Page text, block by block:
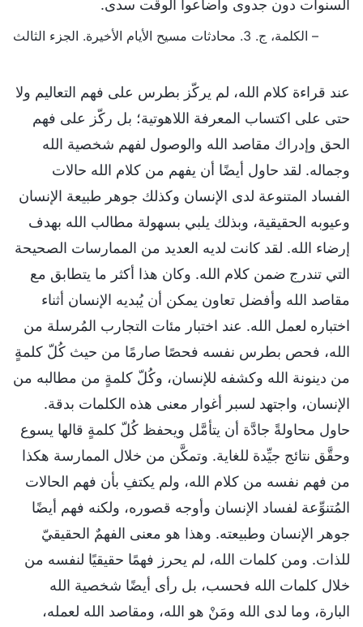
السنوات دون جدوى وأضاعوا الوقت سدى.
– الكلمة، ج. 3. محادثات مسيح الأيام الأخيرة. الجزء الثالث
عند قراءة كلام الله، لم يركّز بطرس على فهم التعاليم ولا
حتى على اكتساب المعرفة اللاهوتية؛ بل ركّز على فهم
الحق وإدراك مقاصد الله والوصول لفهم شخصية الله
وجماله. لقد حاول أيضًا أن يفهم من كلام الله حالات
الفساد المتنوعة لدى الإنسان وكذلك جوهر طبيعة الإنسان
وعيوبه الحقيقية، وبذلك يلبي بسهولة مطالب الله بهدف
إرضاء الله. لقد كانت لديه العديد من الممارسات الصحيحة
التي تندرج ضمن كلام الله. وكان هذا أكثر ما يتطابق مع
مقاصد الله وأفضل تعاون يمكن أن يُبديه الإنسان أثناء
اختباره لعمل الله. عند اختبار مئات التجارب المُرسلة من
الله، فحص بطرس نفسه فحصًا صارمًا من حيث كُلّ كلمةٍ
من دينونة الله وكشفه للإنسان، وكُلّ كلمةٍ من مطالبه من
الإنسان، واجتهد لسبر أغوار معنى هذه الكلمات بدقة.
حاول محاولةً جادَّة أن يتأمَّل ويحفظ كُلّ كلمةٍ قالها يسوع
وحقَّق نتائج جيِّدة للغاية. وتمكَّن من خلال الممارسة هكذا
من فهم نفسه من كلام الله، ولم يكتفِ بأن فهم الحالات
المُتنوِّعة لفساد الإنسان وأوجه قصوره، ولكنه فهم أيضًا
جوهر الإنسان وطبيعته. وهذا هو معنى الفهمٌ الحقيقيّ
للذات. ومن كلمات الله، لم يحرز فهمًا حقيقيًا لنفسه من
خلال كلمات الله فحسب، بل رأى أيضًا شخصية الله
البارة، وما لدى الله ومَنْ هو الله، ومقاصد الله لعمله،